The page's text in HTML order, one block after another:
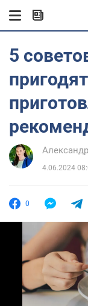
5
4.06.2024
0